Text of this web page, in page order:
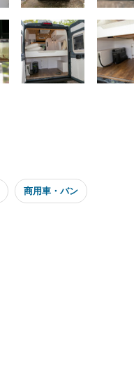
商用車・バン